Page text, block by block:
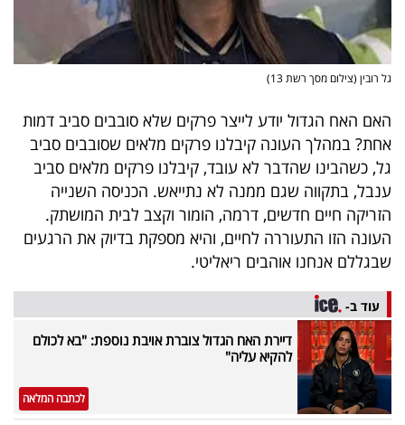
גל רובין (צילום מסך רשת 13)
האם האח הגדול יודע לייצר פרקים שלא סובבים סביב דמות
אחת? במהלך העונה קיבלנו פרקים מלאים שסובבים סביב
גל, כשהבינו שהדבר לא עובד, קיבלנו פרקים מלאים סביב
ענבל, בתקווה שגם ממנה לא נתייאש. הכניסה השנייה
הזריקה חיים חדשים, דרמה, הומור וקצב לבית המושתק.
העונה הזו התעוררה לחיים, והיא מספקת בדיוק את הרגעים
שבגללם אנחנו אוהבים ריאליטי.
עוד ב-
דיירת האח הגדול צוברת אויבת נוספת: "בא לכולם
להקיא עליה"
לכתבה המלאה